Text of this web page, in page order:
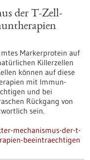
der T-Zell-
Markerprotein auf
Killerzellen
können auf diese
mit Immun-
und bei
Rückgang von
sein.
mechanismus-der-t-
beeintraechtigen